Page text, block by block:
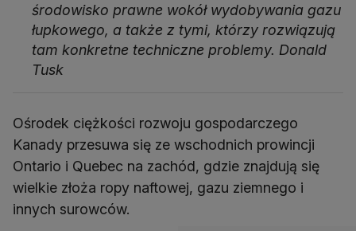
środowisko prawne wokół wydobywania gazu
łupkowego, a także z tymi, którzy rozwiązują
tam konkretne techniczne problemy. Donald
Tusk
Ośrodek ciężkości rozwoju gospodarczego
Kanady przesuwa się ze wschodnich prowincji
Ontario i Quebec na zachód, gdzie znajdują się
wielkie złoża ropy naftowej, gazu ziemnego i
innych surowców.